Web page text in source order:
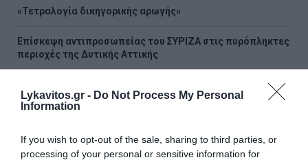
Lykavitos.gr - Do Not Process My Personal
Information
If you wish to opt-out of the sale, sharing to third parties, or
processing of your personal or sensitive information for
«Τετραλογία δικηγορικής αρωγής»
Επίσκεψη αντιπροσωπείας του ΣΥΡΙΖΑ στις πυρόπληκτες
περιοχές της Δυτικής Αττικής
Χαλκίδα: Ανασύρθηκε χωρίς τις αισθήσεις του άνδρας
από την θάλασσα
ανάπτυξη προηγμένων αμυντικών τεχνολογιών σε Ελλάδα
και Κύπρο